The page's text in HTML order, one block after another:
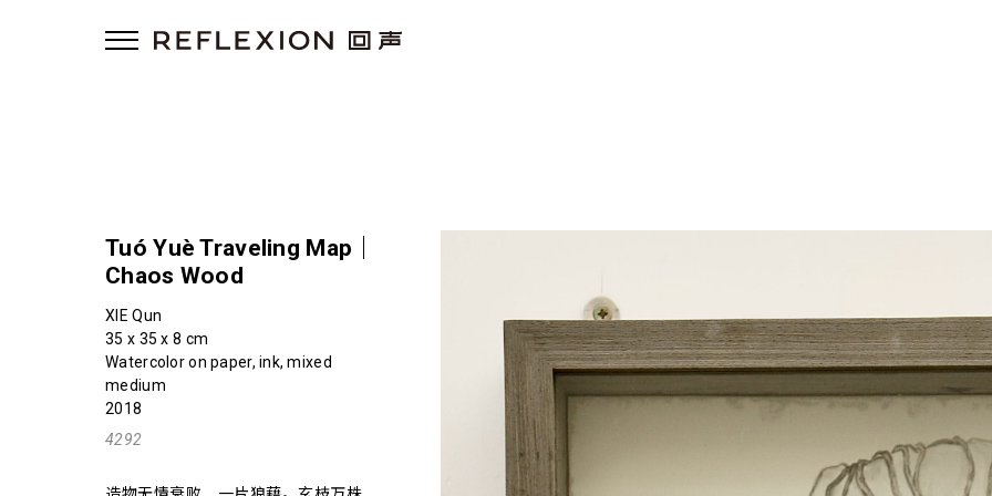
Tuó Yuè Traveling Map｜
Chaos Wood
XIE Qun
35 x 35 x 8 cm
Watercolor on paper, ink, mixed
medium
2018
4292